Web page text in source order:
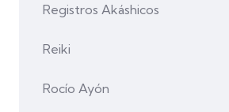
Registros Akáshicos
Reiki
Rocío Ayón